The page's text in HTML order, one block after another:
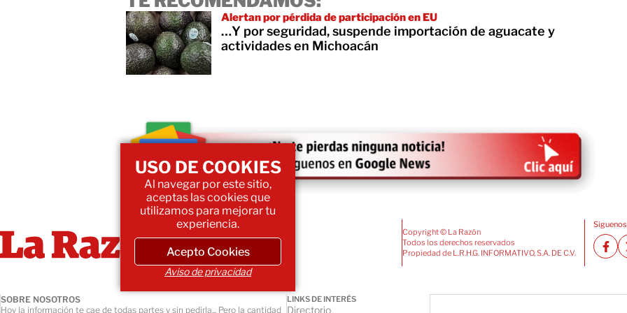
Alertan por pérdida de participación en EU
…Y por seguridad, suspende importación de aguacate y
actividades en Michoacán
Copyright © La Razón
Todos los derechos reservados
Propiedad de L.R.H.G. INFORMATIVO, S.A. DE C.V.
SOBRE NOSOTROS
Hoy la información te cae de todas partes y sin pedirla... Pero la cantidad
LINKS DE INTERÉS
Directorio
USO DE COOKIES
Al navegar por este sitio,
aceptas las cookies que
utilizamos para mejorar tu
experiencia.
Acepto Cookies
Aviso de privacidad